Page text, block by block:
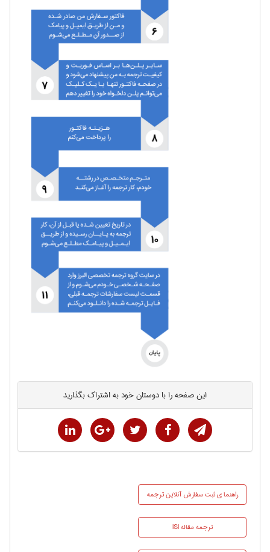
این صفحه را با دوستان خود به اشتراک بگذارید
راهنما ي ثبت سفارش آنلاین ترجمه
ترجمه مقاله ISI